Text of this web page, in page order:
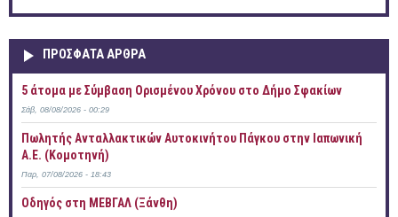
ΠΡOΣΦΑΤΑ AΡΘΡΑ
5 άτομα με Σύμβαση Ορισμένου Χρόνου στο Δήμο Σφακίων
Σάβ, 08/08/2026 - 00:29
Πωλητής Ανταλλακτικών Αυτοκινήτου Πάγκου στην Ιαπωνική
Α.Ε. (Κομοτηνή)
Παρ, 07/08/2026 - 18:43
Οδηγός στη ΜΕΒΓΑΛ (Ξάνθη)